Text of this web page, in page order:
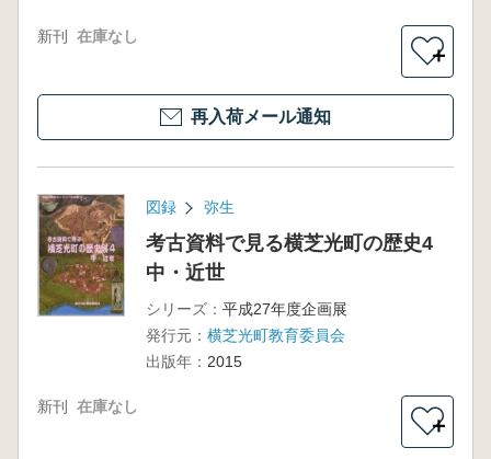
新刊 在庫なし
＋
再入荷メール通知
図録 弥生
考古資料で見る横芝光町の歴史4
中・近世
シリーズ： 平成27年度企画展
発行元： 横芝光町教育委員会
出版年： 2015
新刊 在庫なし
＋